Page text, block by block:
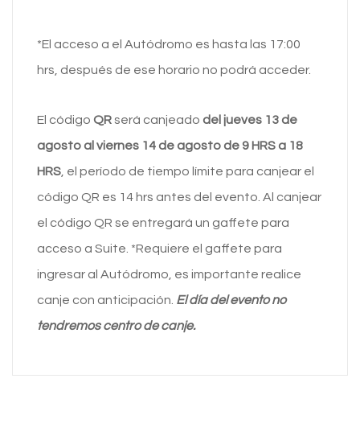
*El acceso a el Autódromo es hasta las 17:00
hrs, después de ese horario no podrá acceder.
El código QRserá canjeado del jueves 13 de
agosto al viernes 14 de agosto de 9 HRS a 18
HRS , el período de tiempo límite para canjear el
código QR es 14 hrs antes del evento. Al canjear
el código QR se entregará un gaffete para
acceso a Suite. *Requiere el gaffete para
ingresar al Autódromo, es importante realice
canje con anticipación. El día del evento no
tendremos centro de canje.